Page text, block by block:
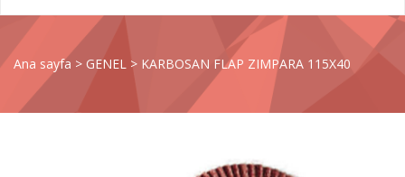
Ana sayfa > GENEL > KARBOSAN FLAP ZIMPARA 115X40